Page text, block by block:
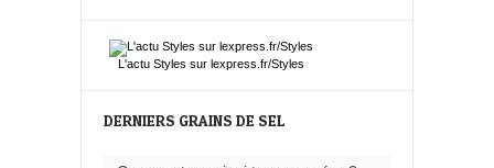
L'actu Styles sur lexpress.fr/Styles
DERNIERS GRAINS DE SEL